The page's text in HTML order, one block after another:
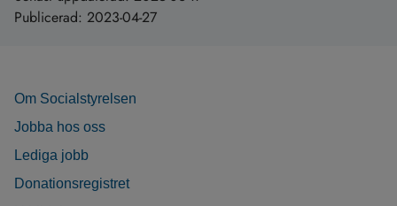
Publicerad: 2023-04-27
Om Socialstyrelsen
Jobba hos oss
Lediga jobb
Donationsregistret